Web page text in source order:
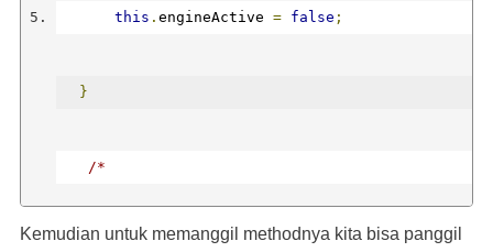
this . engineActive = false ;
}
/*
kode lainnya
Kemudian untuk memanggil methodnya kita bisa panggil